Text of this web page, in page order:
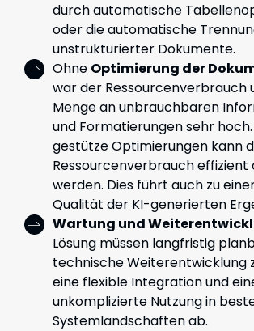
durch automatische
oder die automatische
unstrukturierter Dokumente.
Ohne Optimierung der
war der Ressourcenverbrauch
Menge an unbrauchbaren
und Formatierungen sehr
gestütze Optimierungen kann
Ressourcenverbrauch
werden. Dies führt auch zu
Qualität der KI-generierten
Wartung und
Lösung müssen langfristig
technische Weiterentwicklung
eine flexible Integration und
unkomplizierte Nutzung in
Systemlandschaften ab.